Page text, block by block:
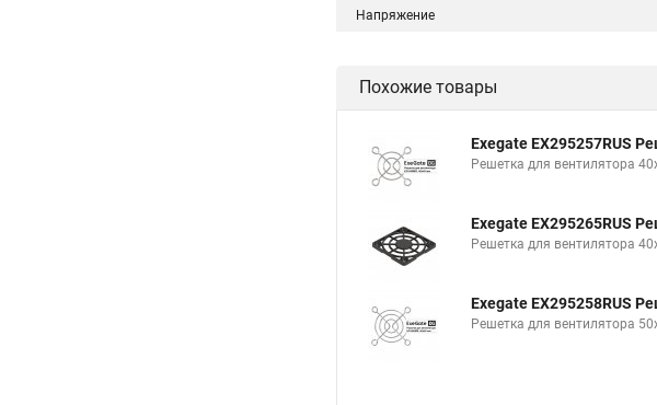
Напряжение
Похожие товары
Exegate EX295257RUS
Решетка для вентилятора
Exegate EX295265RUS
Решетка для вентилятора
Exegate EX295258RUS
Решетка для вентилятора